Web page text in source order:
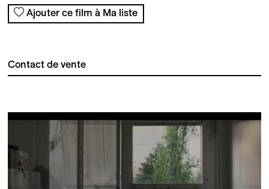
Ajouter ce film à Ma liste
Contact de vente